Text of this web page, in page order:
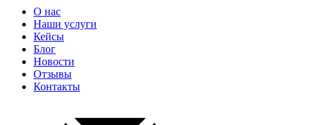
О нас
Наши услуги
Кейсы
Блог
Новости
Отзывы
Контакты